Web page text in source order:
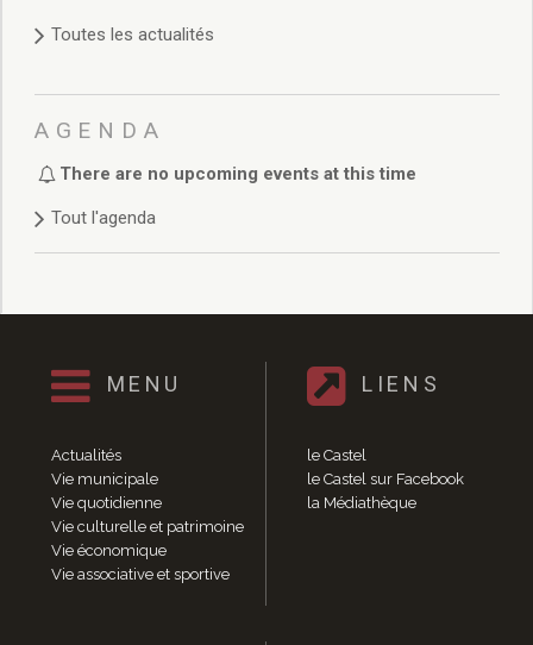
Délibérations 2024
Délibérations 2022
Délibérations 2021
Délibérations 2019
Délibérations 2018
Délibérations 2012
Délibérations 2009
Délibérations 2008
Agenda réunions publiques
Marchés publics
Toutes les actualités
Toutes les actualités
AGENDA
There are no upcoming events at this time
Tout l'agenda
MENU
Actualités
Vie municipale
Vie quotidienne
Vie culturelle et patrimoine
Vie économique
Vie associative et sportive
LIENS
le Castel
le Castel sur Facebook
la Médiathèque